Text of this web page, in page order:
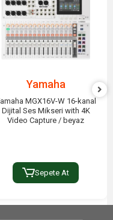
Yamaha
MGX16V-W 16-kanal
Dijital Ses Mikseri with 4K
Video Capture / beyaz
Sepete At